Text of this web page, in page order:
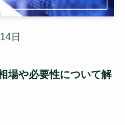
日
場や必要性について解